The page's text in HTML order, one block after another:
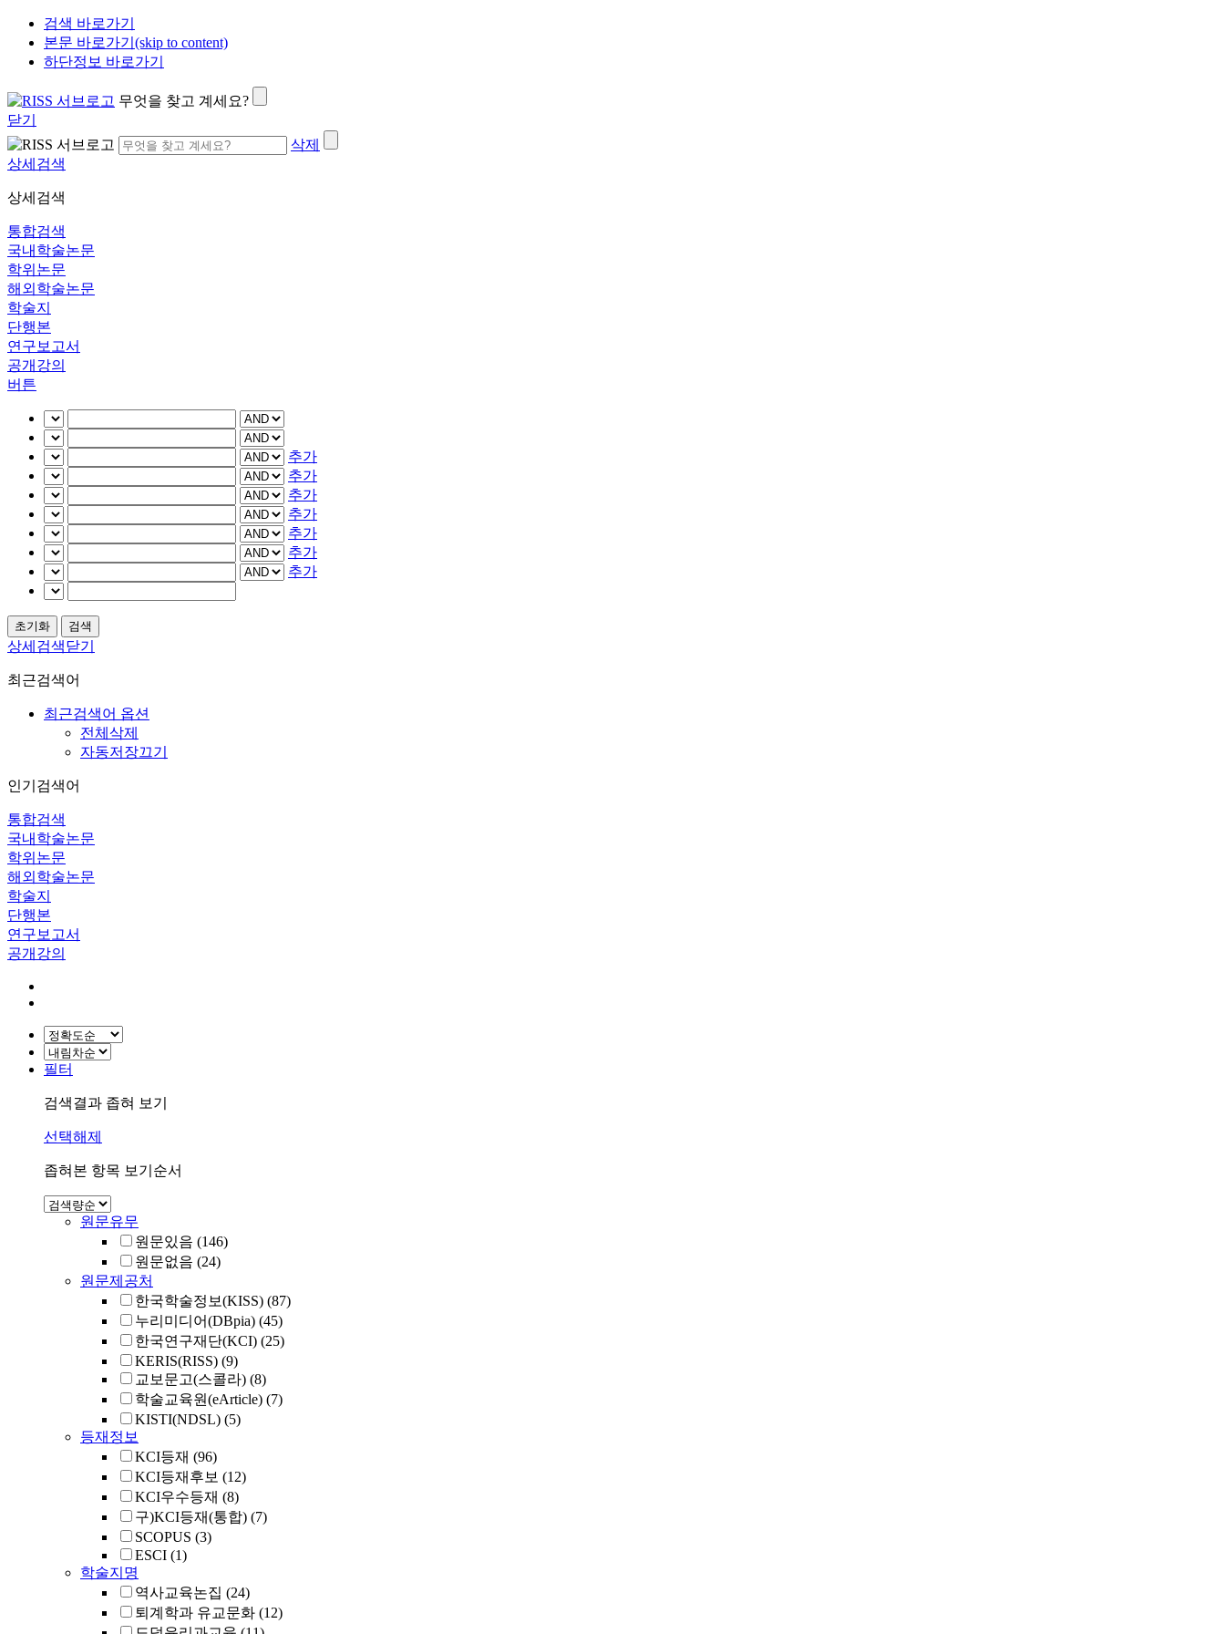
검색 바로가기
본문 바로가기(skip to content)
하단정보 바로가기
무엇을 찾고 계세요?
닫기
삭제
상세검색
상세검색
통합검색
국내학술논문
학위논문
해외학술논문
학술지
단행본
연구보고서
공개강의
버튼
추가
추가
추가
추가
추가
추가
추가
상세검색닫기
최근검색어
최근검색어 옵션
전체삭제
자동저장끄기
인기검색어
통합검색
국내학술논문
학위논문
해외학술논문
학술지
단행본
연구보고서
공개강의
필터
검색결과 좁혀 보기
선택해제
좁혀본 항목 보기순서
원문유무
원문있음 (146)
원문없음 (24)
원문제공처
한국학술정보(KISS) (87)
누리미디어(DBpia) (45)
한국연구재단(KCI) (25)
KERIS(RISS) (9)
교보문고(스콜라) (8)
학술교육원(eArticle) (7)
KISTI(NDSL) (5)
등재정보
KCI등재 (96)
KCI등재후보 (12)
KCI우수등재 (8)
구)KCI등재(통합) (7)
SCOPUS (3)
ESCI (1)
학술지명
역사교육논집 (24)
퇴계학과 유교문화 (12)